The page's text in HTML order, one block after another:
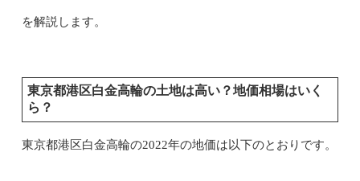
を解説します。
東京都港区白金高輪の土地は高い？地価相場はいく
ら？
東京都港区白金高輪の2022年の地価は以下のとおりです。